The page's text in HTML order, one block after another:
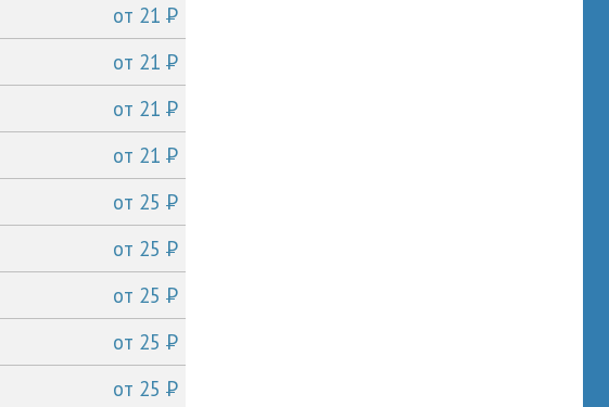
от 21P
от 21P
от 21P
от 21P
от 25P
от 25P
от 25P
от 25P
от 25P